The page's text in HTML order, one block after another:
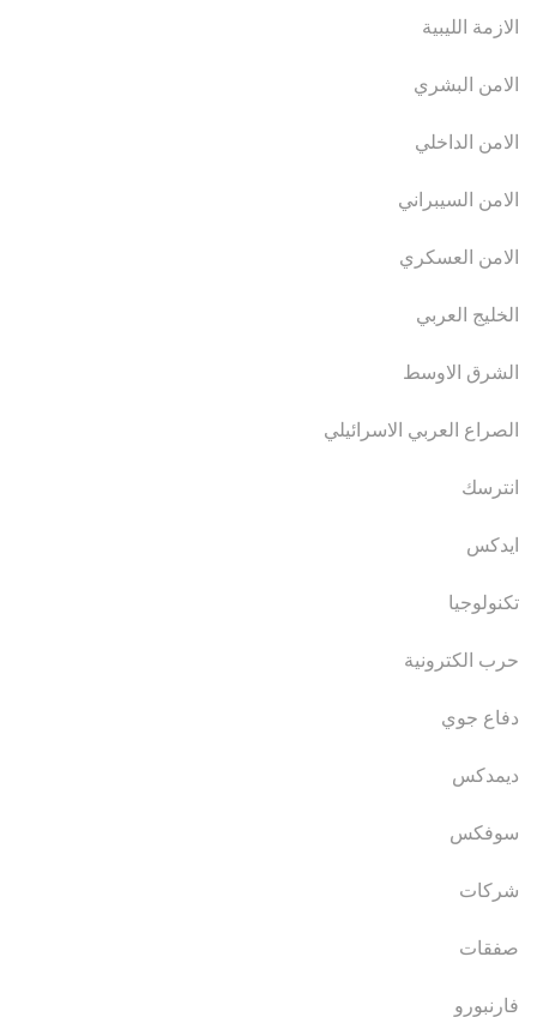
الازمة الليبية
الامن البشري
الامن الداخلي
الامن السيبراني
الامن العسكري
الخليج العربي
الشرق الاوسط
الصراع العربي الاسرائيلي
انترسك
ايدكس
تكنولوجيا
حرب الكترونية
دفاع جوي
ديمدكس
سوفكس
شركات
صفقات
فارنبورو